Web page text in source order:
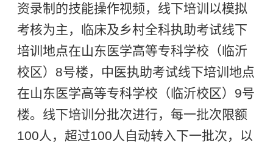
资录制的技能操作视频，线下培训以模拟
考核为主，临床及乡村全科执助考试线下
培训地点在山东医学高等专科学校（临沂
校区）8号楼，中医执助考试线下培训地点
在山东医学高等专科学校（临沂校区）9号
楼。线下培训分批次进行，每一批次限额
100人，超过100人自动转入下一批次，以